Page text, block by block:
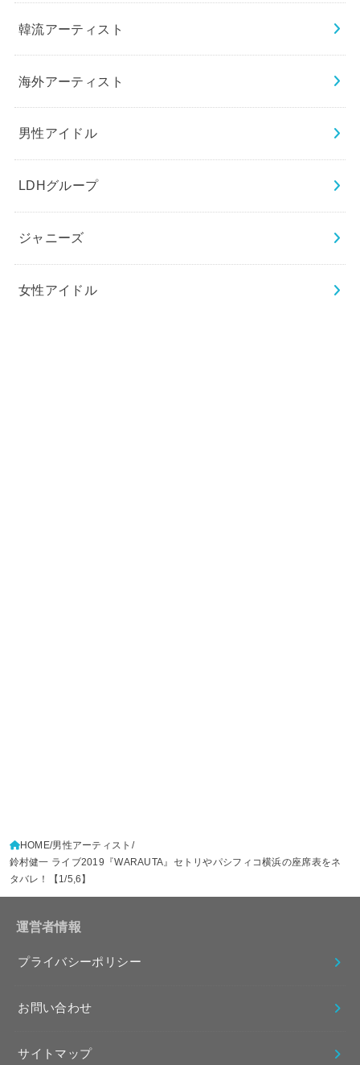
韓流アーティスト
海外アーティスト
男性アイドル
LDHグループ
ジャニーズ
女性アイドル
HOME 男性アーティスト
鈴村健一 ライブ2019『WARAUTA』セトリやパシフィコ横浜の座席表をネ
タバレ！【1/5,6】
運営者情報
プライバシーポリシー
お問い合わせ
サイトマップ